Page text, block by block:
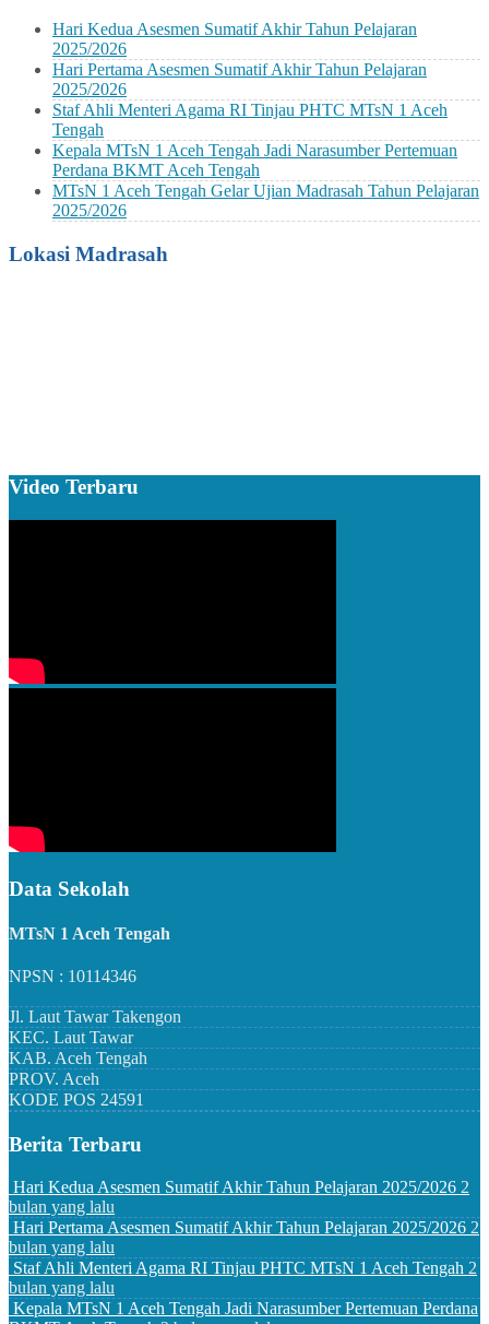
Hari Kedua Asesmen Sumatif Akhir Tahun Pelajaran
2025/2026
Hari Pertama Asesmen Sumatif Akhir Tahun Pelajaran
2025/2026
Staf Ahli Menteri Agama RI Tinjau PHTC MTsN 1 Aceh
Tengah
Kepala MTsN 1 Aceh Tengah Jadi Narasumber Pertemuan
Perdana BKMT Aceh Tengah
MTsN 1 Aceh Tengah Gelar Ujian Madrasah Tahun Pelajaran
2025/2026
Lokasi Madrasah
Video Terbaru
Data Sekolah
MTsN 1 Aceh Tengah
NPSN : 10114346
Jl. Laut Tawar Takengon
KEC. Laut Tawar
KAB. Aceh Tengah
PROV. Aceh
KODE POS 24591
Berita Terbaru
Hari Kedua Asesmen Sumatif Akhir Tahun Pelajaran 2025/2026 2
bulan yang lalu
Hari Pertama Asesmen Sumatif Akhir Tahun Pelajaran 2025/2026 2
bulan yang lalu
Staf Ahli Menteri Agama RI Tinjau PHTC MTsN 1 Aceh Tengah 2
bulan yang lalu
Kepala MTsN 1 Aceh Tengah Jadi Narasumber Pertemuan Perdana